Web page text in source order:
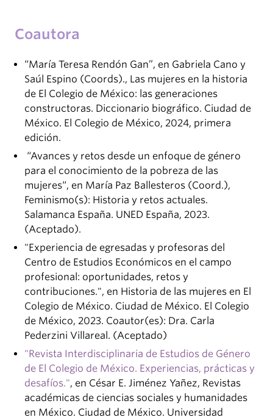
Coautora
“María Teresa Rendón Gan”, en Gabriela Cano y
Saúl Espino (Coords)., Las mujeres en la historia
de El Colegio de México: las generaciones
constructoras. Diccionario biográfico. Ciudad de
México. El Colegio de México, 2024, primera
edición.
“Avances y retos desde un enfoque de género
para el conocimiento de la pobreza de las
mujeres“, en María Paz Ballesteros (Coord.),
Feminismo(s): Historia y retos actuales.
Salamanca España. UNED España, 2023.
(Aceptado).
"Experiencia de egresadas y profesoras del
Centro de Estudios Económicos en el campo
profesional: oportunidades, retos y
contribuciones.", en Historia de las mujeres en El
Colegio de México. Ciudad de México. El Colegio
de México, 2023. Coautor(es): Dra. Carla
Pederzini Villareal. (Aceptado)
"Revista Interdisciplinaria de Estudios de Género
de El Colegio de México. Experiencias, prácticas y
desafíos.", en César E. Jiménez Yañez, Revistas
académicas de ciencias sociales y humanidades
en México. Ciudad de México. Universidad